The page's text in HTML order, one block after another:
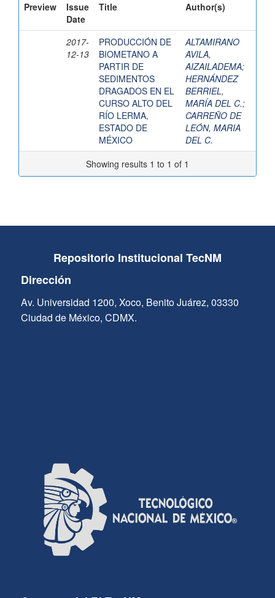
Preview
Issue
Date
Title Author(s)
2017-
12-13
PRODUCCIÓN DE
BIOMETANO A
PARTIR DE
SEDIMENTOS
DRAGADOS EN EL
CURSO ALTO DEL
RÍO LERMA,
ESTADO DE
MÉXICO
ALTAMIRANO
AVILA,
AIZAILADEMA;
HERNÁNDEZ
BERRIEL,
MARÍA DEL C.;
CARREÑO DE
LEÓN, MARIA
DEL C.
Showing results 1 to 1 of 1
Repositorio Institucional TecNM
Dirección
Av. Universidad 1200, Xoco, Benito Juárez, 03330
Ciudad de México, CDMX.